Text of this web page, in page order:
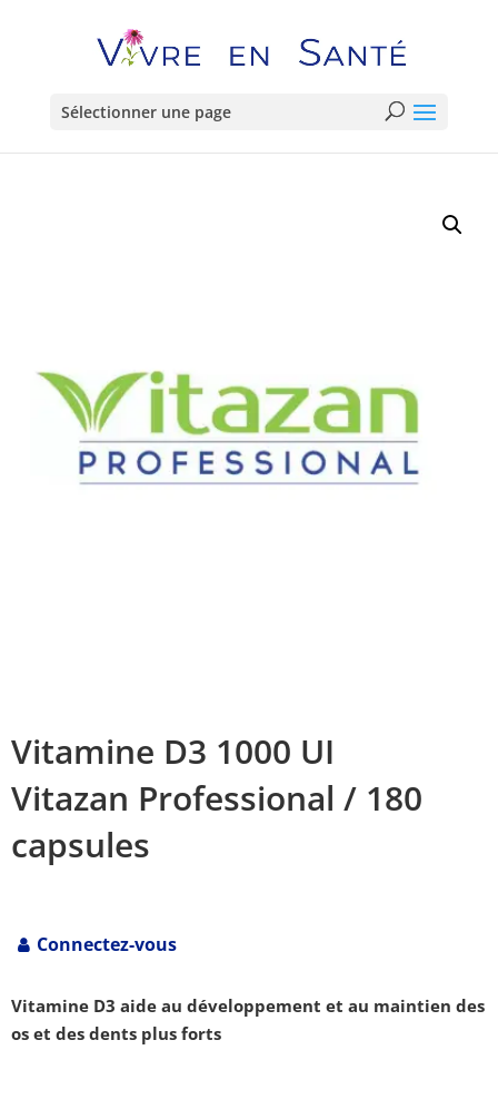
Sélectionner une page
Vitamine D3 1000 UI
Vitazan Professional / 180
capsules
Connectez-vous
Vitamine D3 aide au développement et au maintien des
os et des dents plus forts